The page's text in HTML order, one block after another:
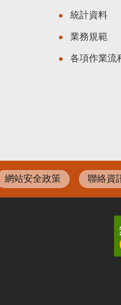
統計資料
業務規範
各項作業流
網站安全政策 聯絡資